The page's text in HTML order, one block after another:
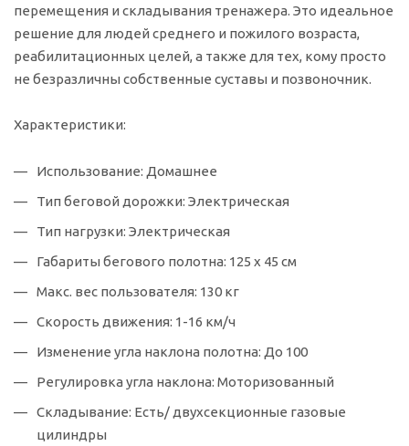
перемещения и складывания тренажера. Это идеальное
решение для людей среднего и пожилого возраста,
реабилитационных целей, а также для тех, кому просто
не безразличны собственные суставы и позвоночник.
Характеристики:
Использование: Домашнее
Тип беговой дорожки: Электрическая
Тип нагрузки: Электрическая
Габариты бегового полотна: 125 х 45 см
Макс. вес пользователя: 130 кг
Скорость движения: 1-16 км/ч
Изменение угла наклона полотна: До 100
Регулировка угла наклона: Моторизованный
Складывание: Есть/ двухсекционные газовые
цилиндры